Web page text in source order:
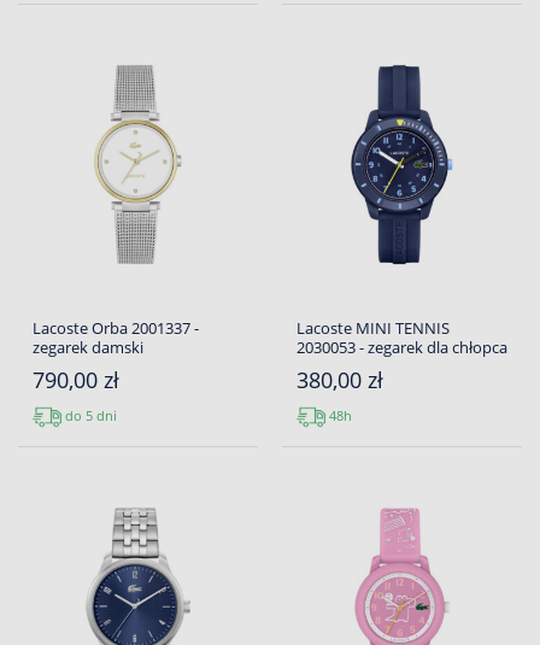
Lacoste Orba 2001337 -
zegarek damski
790,00 zł
do 5 dni
Lacoste MINI TENNIS
2030053 - zegarek dla chłopca
380,00 zł
48h